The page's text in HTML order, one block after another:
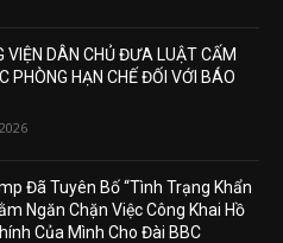
VIỆN DÂN CHỦ ĐƯA LUẬT CẤM
PHÒNG HẠN CHẾ ĐỐI VỚI BÁO
Đã Tuyên Bố “Tình Trạng Khẩn
Ngăn Chặn Việc Công Khai Hồ
Của Mình Cho Đài BBC